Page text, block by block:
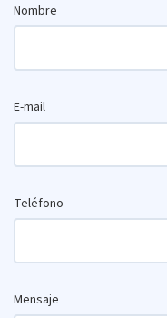
Nombre
E-mail
Teléfono
Mensaje